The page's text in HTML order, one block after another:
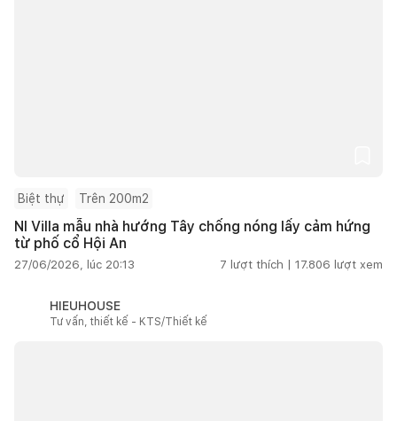
Biệt thự Trên 200m2
NI Villa mẫu nhà hướng Tây chống nóng lấy cảm hứng
từ phố cổ Hội An
27/06/2026, lúc 20:13 7 lượt thích | 17.806 lượt xem
HIEUHOUSE
Tư vấn, thiết kế - KTS/Thiết kế